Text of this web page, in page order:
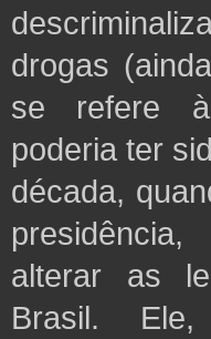
drogas
se refere
poderia ter
década,
alterar as
Brasil.